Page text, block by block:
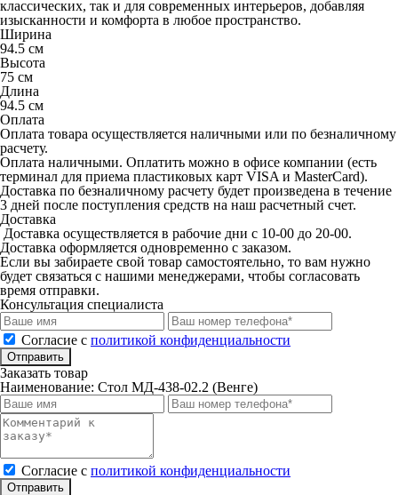
классических, так и для современных интерьеров, добавляя
изысканности и комфорта в любое пространство.
Ширина
94.5 см
Высота
75 см
Длина
94.5 см
Оплата
Оплата товара осуществляется наличными или по безналичному
расчету.
Оплата наличными. Оплатить можно в офисе компании (есть
терминал для приема пластиковых карт VISA и MasterCard).
Доставка по безналичному расчету будет произведена в течение
3 дней после поступления средств на наш расчетный счет.
Доставка
Доставка осуществляется в рабочие дни с 10-00 до 20-00.
Доставка оформляется одновременно с заказом.
Если вы забираете свой товар самостоятельно, то вам нужно
будет связаться с нашими менеджерами, чтобы согласовать
время отправки.
Консультация специалиста
Cогласие с политикой конфиденциальности
Отправить
Заказать товар
Наименование: Стол МД-438-02.2 (Венге)
Cогласие с политикой конфиденциальности
Отправить